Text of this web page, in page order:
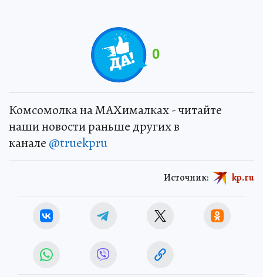
0
Комсомолка на MAXималках - читайте
наши новости раньше других в
канале @truekpru
Источник: kp.ru